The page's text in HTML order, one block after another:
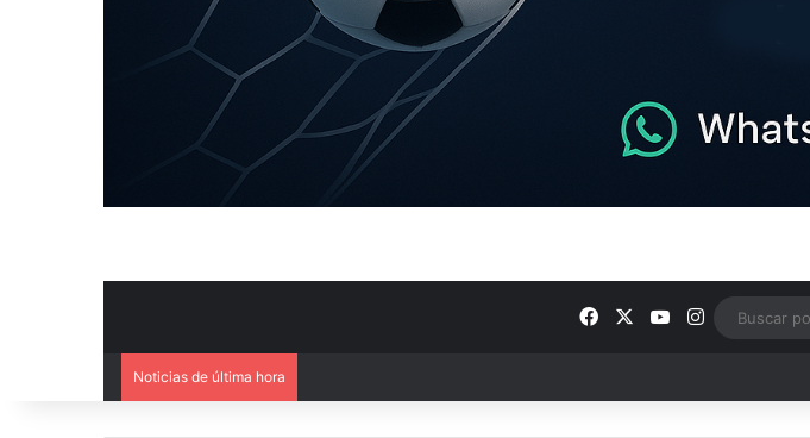
FacebookYouTube
Instagram
Noticias de última hora